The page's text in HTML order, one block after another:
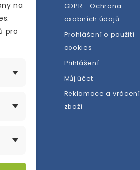
se
GDPR - Ochrana
osobních údajů
Prohlášení o použití
cookies
Přihlášení
Můj účet
Reklamace a vrácení
zboží
na
pro